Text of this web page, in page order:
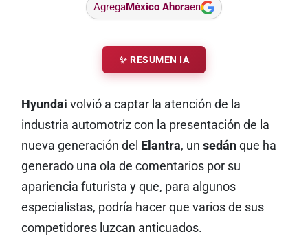
AgregaMéxico Ahoraen
✨ RESUMEN IA
Hyundai volvió a captar la atención de la
industria automotriz con la presentación de la
nueva generación del Elantra, un sedán que ha
generado una ola de comentarios por su
apariencia futurista y que, para algunos
especialistas, podría hacer que varios de sus
competidores luzcan anticuados.